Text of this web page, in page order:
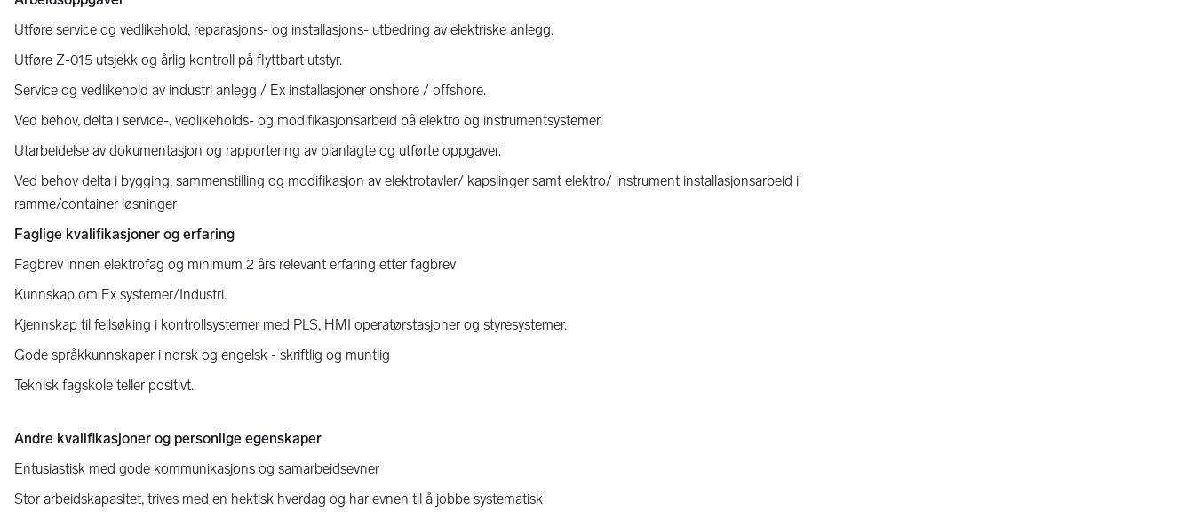
Utføre service og vedlikehold, reparasjons- og installasjons- utbedring av elektriske anlegg.
Utføre Z-015 utsjekk og årlig kontroll på flyttbart utstyr.
Service og vedlikehold av industri anlegg / Ex installasjoner onshore / offshore.
Ved behov, delta i service-, vedlikeholds- og modifikasjonsarbeid på elektro og instrumentsystemer.
Utarbeidelse av dokumentasjon og rapportering av planlagte og utførte oppgaver.
Ved behov delta i bygging, sammenstilling og modifikasjon av elektrotavler/ kapslinger samt elektro/ instrument installasjonsarbeid i
ramme/container løsninger
Faglige kvalifikasjoner og erfaring
Fagbrev innen elektrofag og minimum 2 års relevant erfaring etter fagbrev
Kunnskap om Ex systemer/Industri.
Kjennskap til feilsøking i kontrollsystemer med PLS, HMI operatørstasjoner og styresystemer.
Gode språkkunnskaper i norsk og engelsk - skriftlig og muntlig
Teknisk fagskole teller positivt.
Andre kvalifikasjoner og personlige egenskaper
Entusiastisk med gode kommunikasjons og samarbeidsevner
Stor arbeidskapasitet, trives med en hektisk hverdag og har evnen til å jobbe systematisk